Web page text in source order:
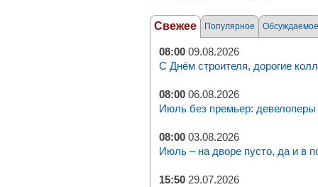
Свежее Популярное Обсуждаемое
08:00 09.08.2026
С Днём строителя, дорогие
08:00 06.08.2026
Июль без премьер: девелоперы
08:00 03.08.2026
Июль – на дворе пусто, да и в
15:50 29.07.2026